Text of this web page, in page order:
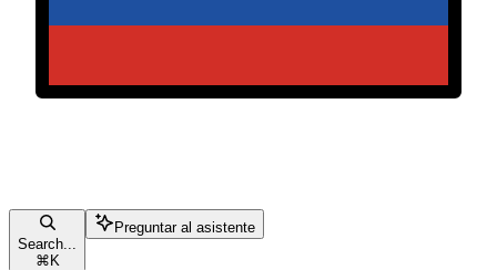
Search...
⌘ K
Preguntar al asistente